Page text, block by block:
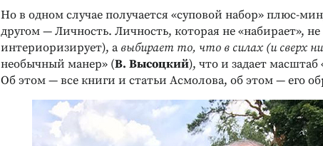
Но в одном случае получается «суповой набор» плюс-
другом — Личность. Личность, которая не «набирает»,
интериоризирует), авыбирает то, что в силах (и сверх
необычный манер» (В. Высоцкий), что и задает масштаб
Об этом — все книги и статьи Асмолова, об этом — его